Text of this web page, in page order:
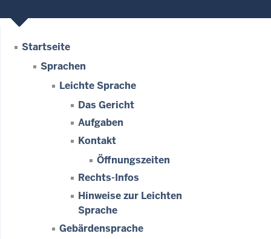
Startseite
Sprachen
Leichte Sprache
Das Gericht
Aufgaben
Kontakt
Öffnungszeiten
Rechts-Infos
Hinweise zur Leichten
Sprache
Gebärdensprache